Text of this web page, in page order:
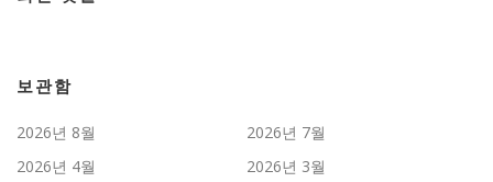
보관함
2026년 8월
2026년 7월
2026년 4월
2026년 3월